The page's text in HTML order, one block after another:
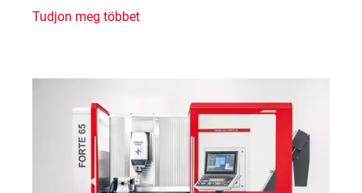
Tudjon meg többet